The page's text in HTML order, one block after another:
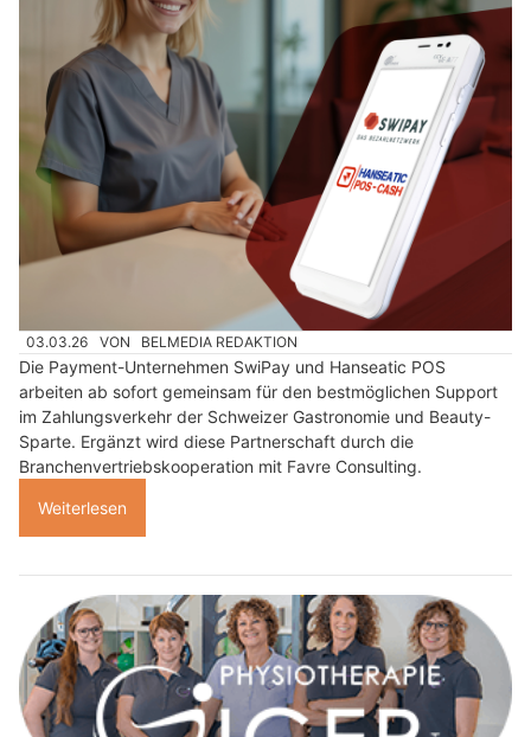
03.03.26 VON BELMEDIA REDAKTION
Die Payment-Unternehmen SwiPay und Hanseatic POS
arbeiten ab sofort gemeinsam für den bestmöglichen Support
im Zahlungsverkehr der Schweizer Gastronomie und Beauty-
Sparte. Ergänzt wird diese Partnerschaft durch die
Branchenvertriebskooperation mit Favre Consulting.
Weiterlesen